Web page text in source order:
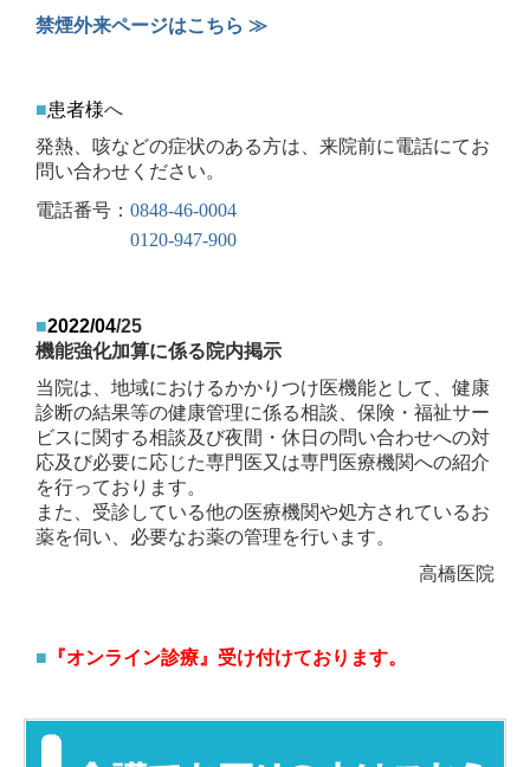
禁煙外来ページはこちら ≫
■患者様へ
発熱、咳などの症状のある方は、 来院前に電話にてお
問い合わせください。
電話番号： 0848-46-0004
0120-947-900
■2022/04/25
機能強化加算に係る院内掲示
当院は、地域におけるかかりつけ医機能として、健康
診断の結果等の健康管理に係る相談、保険・福祉サー
ビスに関する相談及び夜間・休日の問い合わせへの対
応及び必要に応じた専門医又は専門医療機関への紹介
を行っております。
また、受診している他の医療機関や処方されているお
薬を伺い、必要なお薬の管理を行います。
高橋医院
■ 『オンライン診療』受け付けております。